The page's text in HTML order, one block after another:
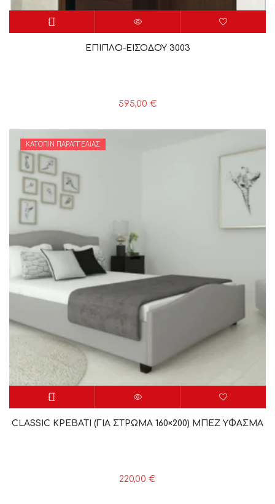
ΕΠΙΠΛΟ-ΕΙΣΟΔΟΥ 3003
595,00 €
ΚΑΤΌΠΙΝ ΠΑΡΑΓΓΕΛΊΑΣ
CLASSIC ΚΡΕΒΑΤΙ (ΓΙΑ ΣΤΡΩΜΑ 160×200) ΜΠΕΖ YΦΑΣΜΑ
220,00 €